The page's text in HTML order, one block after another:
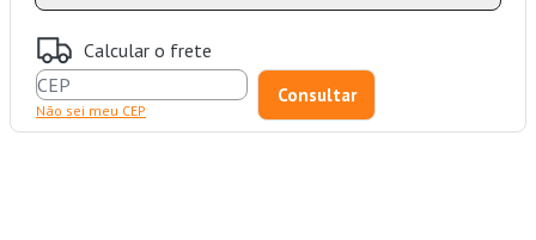
Calcular o frete
Não sei meu CEP